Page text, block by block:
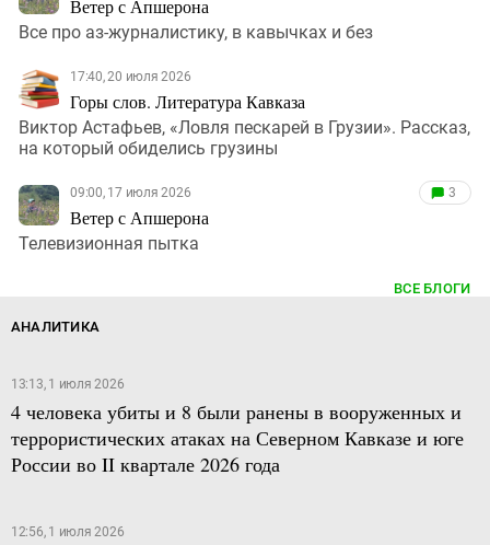
Ветер с Апшерона
Все про аз-журналистику, в кавычках и без
17:40, 20 июля 2026
Горы слов. Литература Кавказа
Виктор Астафьев, «Ловля пескарей в Грузии». Рассказ,
на который обиделись грузины
09:00, 17 июля 2026
Ветер с Апшерона
3
Телевизионная пытка
ВСЕ БЛОГИ
АНАЛИТИКА
13:13, 1 июля 2026
4 человека убиты и 8 были ранены в вооруженных и
террористических атаках на Северном Кавказе и юге
России во II квартале 2026 года
12:56, 1 июля 2026